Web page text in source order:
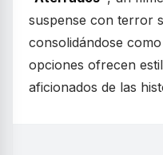
suspense con terror
consolidándose
opciones ofrecen
aficionados de las